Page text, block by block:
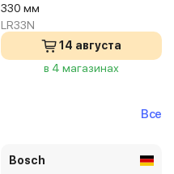
330 мм
LR33N
14 августа
в 4 магазинах
Все
Bosch